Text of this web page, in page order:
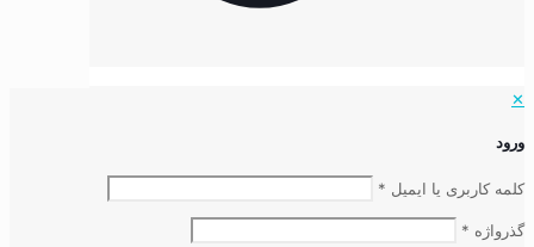
✕
ورود
کلمه کاربری یا ایمیل *
گذرواژه *